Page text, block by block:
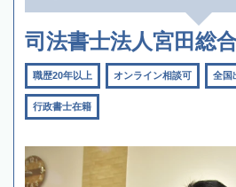
司法書士法人宮田総
職歴20年以上 オンライン相談可 全国
行政書士在籍